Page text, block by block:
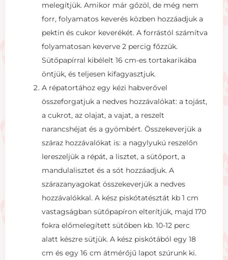
melegítjük. Amikor már gőzöl, de még nem
forr, folyamatos keverés közben hozzáadjuk a
pektin és cukor keverékét. A forrástól számítva
folyamatosan keverve 2 percig főzzük.
Sütőpapírral kibélelt 16 cm-es tortakarikába
öntjük, és teljesen kifagyasztjuk.
A répatortához egy kézi habverővel
összeforgatjuk a nedves hozzávalókat: a tojást,
a cukrot, az olajat, a vajat, a reszelt
narancshéjat és a gyömbért. Összekeverjük a
száraz hozzávalókat is: a nagylyukú reszelőn
lereszeljük a répát, a lisztet, a sütőport, a
mandulalisztet és a sót hozzáadjuk. A
szárazanyagokat összekeverjük a nedves
hozzávalókkal. A kész piskótatésztát kb 1 cm
vastagságban sütőpapíron elterítjük, majd 170
fokra előmelegített sütőben kb. 10-12 perc
alatt készre sütjük. A kész piskótából egy 18
cm és egy 16 cm átmérőjű lapot szúrunk ki.